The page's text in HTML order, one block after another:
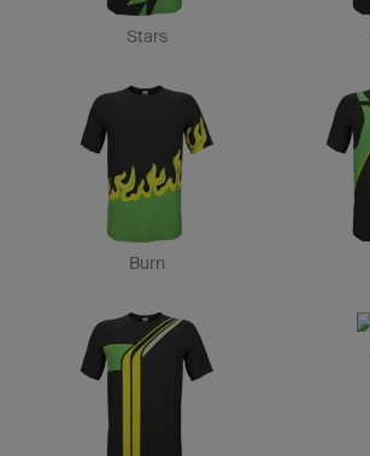
Stars
Burn